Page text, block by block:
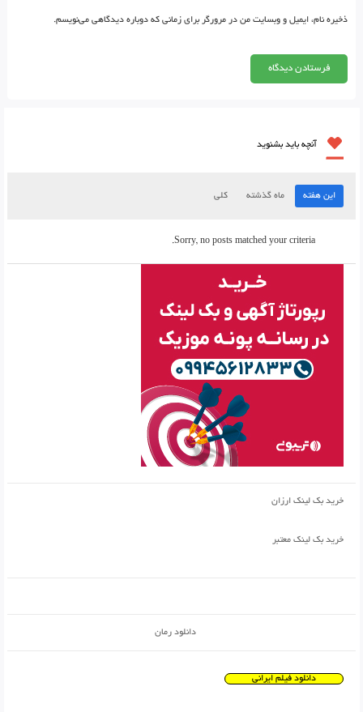
ذخیره نام، ایمیل و وبسایت من در مرورگر برای زمانی که دوباره دیدگاهی می‌نویسم.
آنچه باید بشنوید
این هفته ماه گذشته کلی
Sorry, no posts matched your criteria.
خرید بک لینک ارزان
خرید بک لینک معتبر
دانلود رمان
دانلود فیلم ایرانی